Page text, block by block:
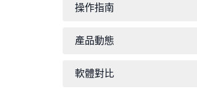
操作指南
產品動態
軟體對比